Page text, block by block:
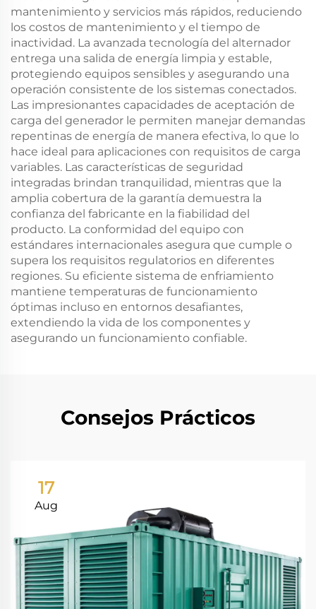
mantenimiento y servicios más rápidos, reduciendo
los costos de mantenimiento y el tiempo de
inactividad. La avanzada tecnología del alternador
entrega una salida de energía limpia y estable,
protegiendo equipos sensibles y asegurando una
operación consistente de los sistemas conectados.
Las impresionantes capacidades de aceptación de
carga del generador le permiten manejar demandas
repentinas de energía de manera efectiva, lo que lo
hace ideal para aplicaciones con requisitos de carga
variables. Las características de seguridad
integradas brindan tranquilidad, mientras que la
amplia cobertura de la garantía demuestra la
confianza del fabricante en la fiabilidad del
producto. La conformidad del equipo con
estándares internacionales asegura que cumple o
supera los requisitos regulatorios en diferentes
regiones. Su eficiente sistema de enfriamiento
mantiene temperaturas de funcionamiento
óptimas incluso en entornos desafiantes,
extendiendo la vida de los componentes y
asegurando un funcionamiento confiable.
Consejos Prácticos
17
Aug